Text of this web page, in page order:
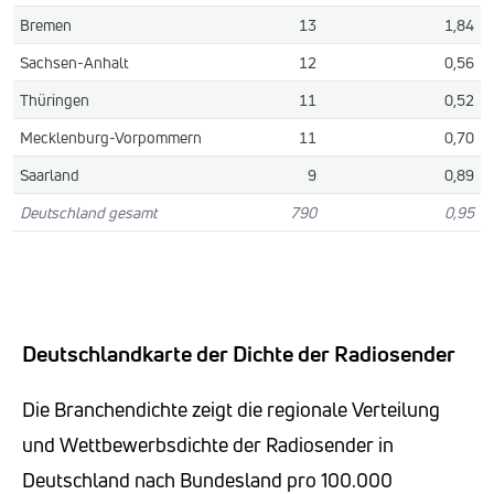
Bremen
13
1,84
Sachsen-Anhalt
12
0,56
Thüringen
11
0,52
Mecklenburg-Vorpommern
11
0,70
Saarland
9
0,89
Deutschland gesamt
790 0,95
Deutschlandkarte der Dichte der Radiosender
Die Branchendichte zeigt die regionale Verteilung
und Wettbewerbsdichte der Radiosender in
Deutschland nach Bundesland pro 100.000